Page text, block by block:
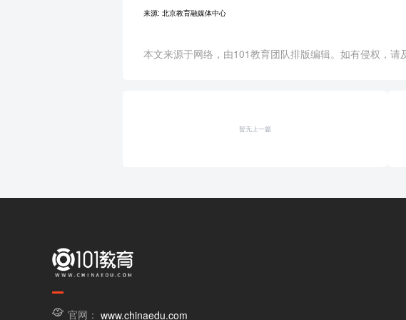
来源: 北京教育融媒体中心
本文来源于网络，由101教育团队排版编辑。如有侵权，
暂无上一篇
官网： www.chinaedu.com